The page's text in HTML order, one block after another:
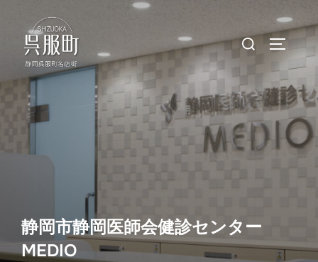
検
対
象:
静岡市静岡医師会健診センター
MEDIO